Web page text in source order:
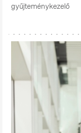
gyűjteménykezelő